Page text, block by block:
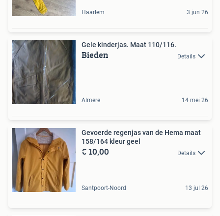
Haarlem 3 jun 26
Gele kinderjas. Maat 110/116.
Bieden Details
Almere 14 mei 26
Gevoerde regenjas van de Hema maat
158/164 kleur geel
€ 10,00 Details
Santpoort-Noord 13 jul 26